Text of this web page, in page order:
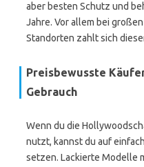
aber besten Schutz und
Jahre. Vor allem bei
Standorten zahlt sich
Preisbewusste
Gebrauch
Wenn du die
nutzt, kannst du auf
setzen. Lackierte Modelle